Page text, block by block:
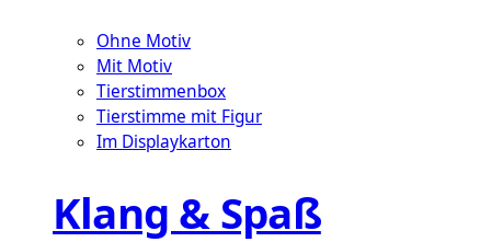
Ohne Motiv
Mit Motiv
Tierstimmenbox
Tierstimme mit Figur
Im Displaykarton
Klang & Spaß